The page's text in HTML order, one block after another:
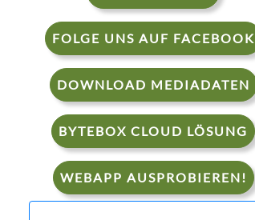
FOLGE UNS AUF FACEBOOK
DOWNLOAD MEDIADATEN
BYTEBOX CLOUD LÖSUNG
WEBAPP AUSPROBIEREN!